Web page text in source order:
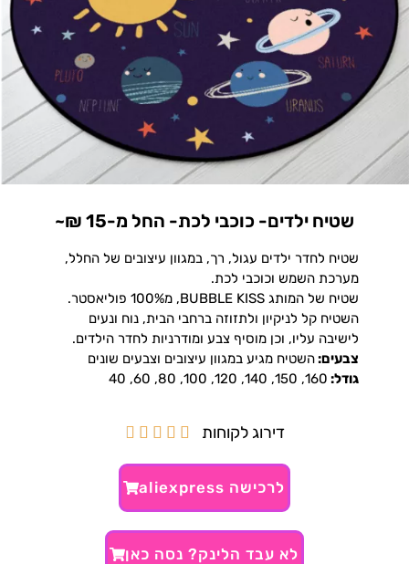
שטיח ילדים- כוכבי לכת- החל מ-15 ₪~
שטיח לחדר ילדים עגול, רך, במגוון עיצובים של החלל,
מערכת השמש וכוכבי לכת.
שטיח של המותג BUBBLE KISS, מ100% פוליאסטר.
השטיח קל לניקיון ולתזוזה ברחבי הבית, נוח ונעים
לישיבה עליו, וכן מוסיף צבע ומודרניות לחדר הילדים.
צבעים:השטיח מגיע במגוון עיצובים וצבעים שונים
גודל: 160, 150, 140, 120, 100, 80, 60, 40
דירוג לקוחות 




לרכישה aliexpress
לא עבד הלינק? נסה כאן